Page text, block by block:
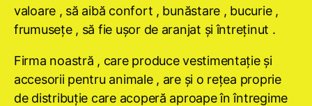
valoare , să aibă confort , bunăstare , bucurie ,
frumuseţe , să fie uşor de aranjat şi întreţinut .
Firma noastră , care produce vestimentaţie şi
accesorii pentru animale , are şi o reţea proprie
de distribuţie care acoperă aproape în întregime